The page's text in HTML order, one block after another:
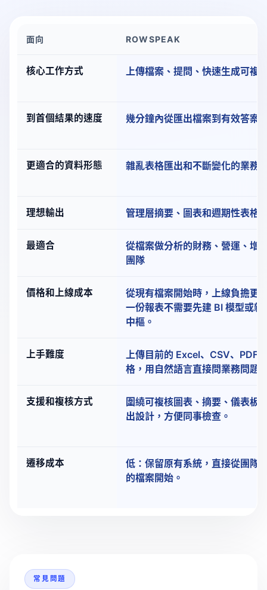
面向 ROWSPEAK
核心工作方式 上傳檔案、提問、快速生成可複
到首個結果的速度 幾分鐘內從匯出檔案到有效答案
更適合的資料形態 雜亂表格匯出和不斷變化的業務
理想輸出 管理層摘要、圖表和週期性表格
最適合
從檔案做分析的財務、營運、增
團隊
價格和上線成本
從現有檔案開始時，上線負擔更
一份報表不需要先建 BI 模型或新
中樞。
上手難度
上傳目前的 Excel、CSV、PDF
格，用自然語言直接問業務問題
支援和複核方式
圍繞可複核圖表、摘要、儀表板
出設計，方便同事檢查。
遷移成本
低：保留原有系統，直接從團隊
的檔案開始。
常見問題